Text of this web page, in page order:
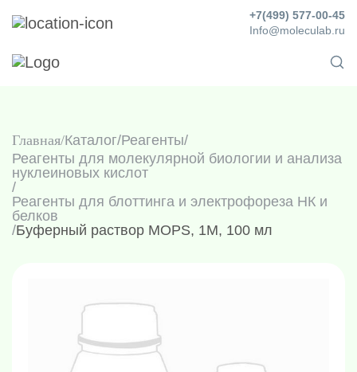
Info@moleculab.ru
+7(499) 577-00-45
Главная Каталог/Реагенты/
Реагенты для молекулярной биологии и анализа
нуклеиновых кислот
/
Реагенты для блоттинга и электрофореза НК и
белков
/Буферный раствор MOPS, 1M, 100 мл